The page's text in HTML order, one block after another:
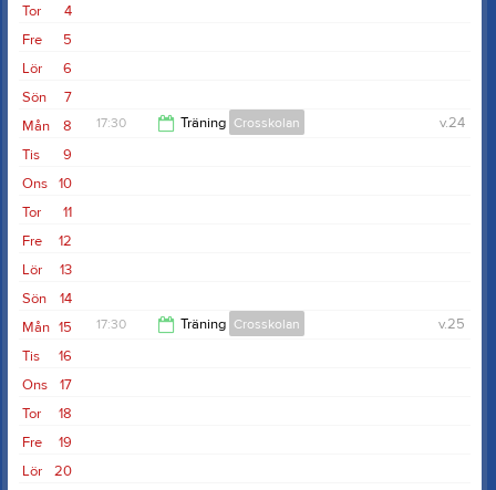
4
Tor
5
Fre
6
Lör
7
Sön
8
Mån v.24
17:30 Träning Crosskolan
9
Tis
10
Ons
11
Tor
12
Fre
13
Lör
14
Sön
15
Mån v.25
17:30 Träning Crosskolan
16
Tis
17
Ons
18
Tor
19
Fre
20
Lör